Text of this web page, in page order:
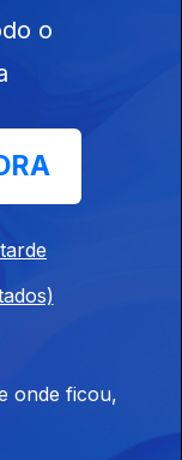
o
onde ficou,